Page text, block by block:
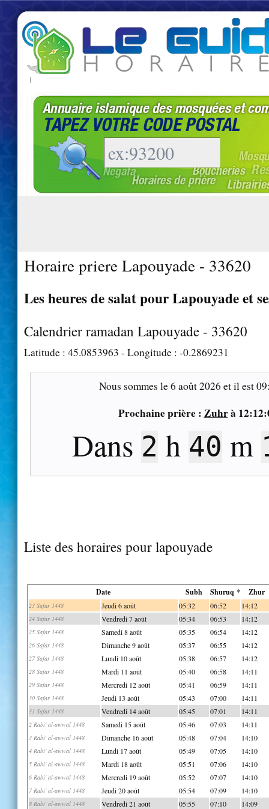
|
Horaire priere Lapouyade - 33620
Les heures de salat pour Lapouyade et
Calendrier ramadan Lapouyade - 33620
Latitude : 45.0853963 - Longitude : -0.2869231
Nous sommes le6 août 2026 et il est
Prochaine prière : Zuhrà
Dans 2 h 40 m
Liste des horaires pour lapouyade
Date Subh Shuruq * Zhur
23 Safar 1448 Jeudi 6 août 05:32 06:52 14:12
24 Safar 1448 Vendredi 7 août 05:34 06:53 14:12
25 Safar 1448 Samedi 8 août 05:35 06:54 14:12
26 Safar 1448 Dimanche 9 août 05:37 06:55 14:12
27 Safar 1448 Lundi 10 août 05:38 06:57 14:12
28 Safar 1448 Mardi 11 août 05:40 06:58 14:11
29 Safar 1448 Mercredi 12 août 05:41 06:59 14:11
30 Safar 1448 Jeudi 13 août 05:43 07:00 14:11
31 Safar 1448 Vendredi 14 août 05:45 07:01 14:11
2 Rabi' al-awwal 1448 Samedi 15 août 05:46 07:03 14:11
3 Rabi' al-awwal 1448 Dimanche 16 août 05:48 07:04 14:10
4 Rabi' al-awwal 1448 Lundi 17 août 05:49 07:05 14:10
5 Rabi' al-awwal 1448 Mardi 18 août 05:51 07:06 14:10
6 Rabi' al-awwal 1448 Mercredi 19 août 05:52 07:07 14:10
7 Rabi' al-awwal 1448 Jeudi 20 août 05:54 07:09 14:10
8 Rabi' al-awwal 1448 Vendredi 21 août 05:55 07:10 14:09